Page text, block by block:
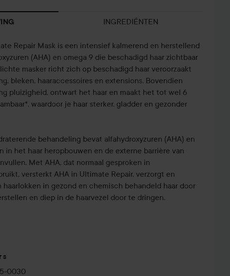
INGREDIËNTEN
Repair Mask is een intensief kalmerend en herstellend
(AHA) en omega 9 die beschadigd haar zichtbaar
masker richt zich op beschadigd haar veroorzaakt
bleken, haaraccessoires en extensions. Bovendien
pluizigheid, ontwart het haar en maakt het tot wel 6
waardoor je haar sterker, gladder en gezonder
behandeling bevat alfahydroxyzuren (AHA) en
in het haar heropbouwen en de externe barrière van
Met AHA, dat normaal gesproken in
versterkt AHA in Ultimate Repair, verzorgt en
in gezond en chemisch behandeld haar door
en diep in de haarvezel door te dringen.
detoxificeert en hydrateert alle haartypes en texturen,
steil, golvend, krullend, gekleurd, gehighlight, krullend,
Repair System is een door huidverzorging
0030